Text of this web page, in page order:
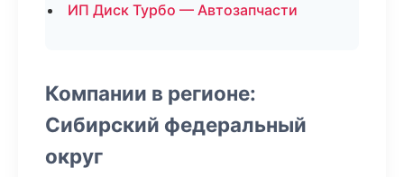
ИП Диск Турбо — Автозапчасти
Компании в регионе:
Сибирский федеральный
округ